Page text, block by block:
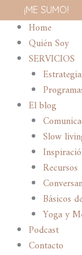
¡ME SUMO!
Home
Quién Soy
SERVICIOS
El blog
Slow
Recursos
Básicos
Yoga y
Podcast
Contacto